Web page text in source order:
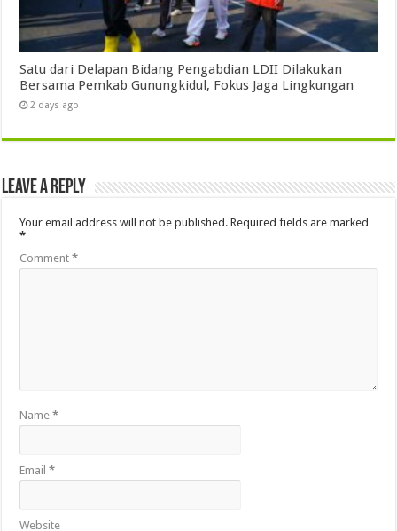
Satu dari Delapan Bidang Pengabdian LDII Dilakukan
Bersama Pemkab Gunungkidul, Fokus Jaga Lingkungan
2 days ago
Leave a Reply
Your email address will not be published. Required fields are marked
*
Comment*
Name*
Email*
Website